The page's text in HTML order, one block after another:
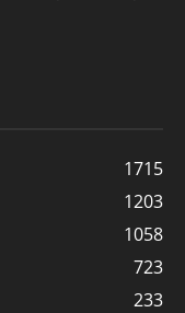
1715
1203
1058
723
233